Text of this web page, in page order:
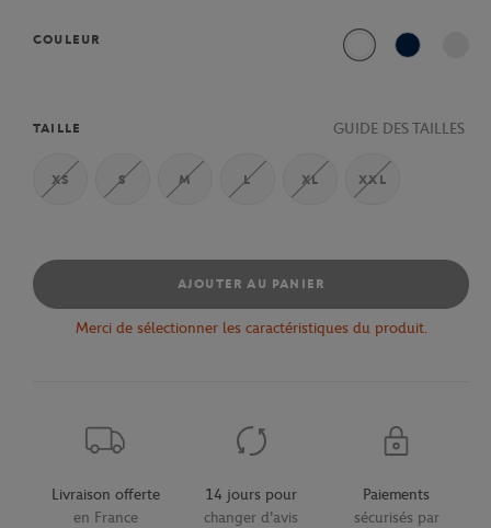
COULEUR
Blanc Marine
TAILLE GUIDE DES TAILLES
XS S M L XL XXL
AJOUTER AU PANIER
Merci de sélectionner les caractéristiques du produit.
Livraison offerte
en France
14 jours pour
changer d'avis
Paiements
sécurisés par